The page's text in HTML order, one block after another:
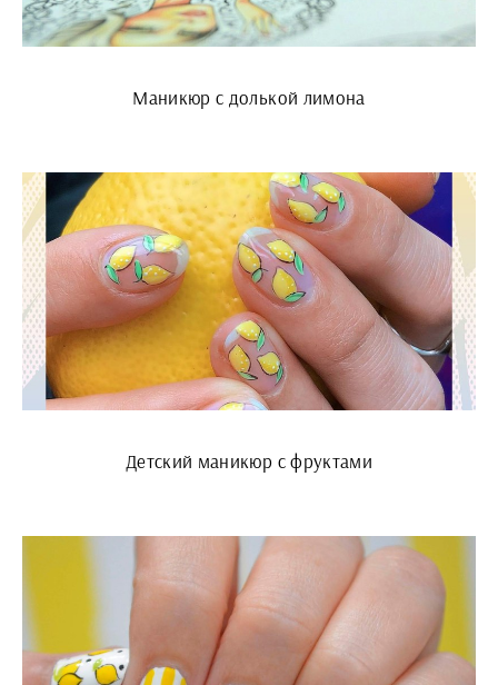
Маникюр с долькой лимона
Детский маникюр с фруктами